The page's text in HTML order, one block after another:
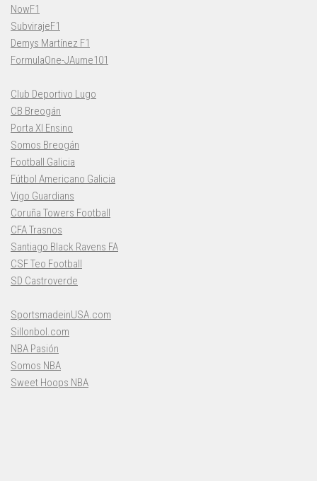
NowF1
SubvirajeF1
Demys Martínez F1
FormulaOne-JAume101
Club Deportivo Lugo
CB Breogán
Porta XI Ensino
Somos Breogán
Football Galicia
Fútbol Americano Galicia
Vigo Guardians
Coruña Towers Football
CFA Trasnos
Santiago Black Ravens FA
CSF Teo Football
SD Castroverde
SportsmadeinUSA.com
Sillonbol.com
NBA Pasión
Somos NBA
Sweet Hoops NBA